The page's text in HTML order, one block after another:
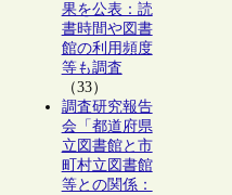
果を公表：読
書時間や図書
館の利用頻度
等も調査
（33）
調査研究報告
会「都道府県
立図書館と市
町村立図書館
等との関係：